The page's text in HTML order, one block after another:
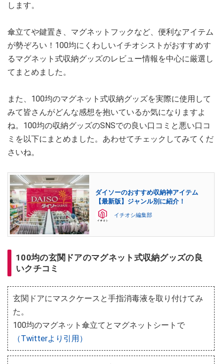
します。
傘立てや鍵置き、マグネットフックなど、便利なアイテム
が勢ぞろい！100均にくわしいイチオシストがおすすめす
るマグネット式収納グッズのレビュー情報を中心に厳選し
てまとめました。
また、100均のマグネット式収納グッズを実際に使用して
みて皆さんがどんな感想を抱いているか気になりますよ
ね。100均の収納グッズのSNSでの良い口コミと悪い口コ
ミを以下にまとめました。あわせてチェックしてみてくだ
さいね。
ダイソーのおすすめ収納神アイテム
【最新版】ジャンル別に紹介！
イチオシ編集部
100均の玄関ドアのマグネット式収納グッズの良
いクチコミ
玄関ドアにマスクケースと手指消毒液を取り付けてみ
た。
100均のマグネット傘立てとマグネットシートで
（Twitterより引用）